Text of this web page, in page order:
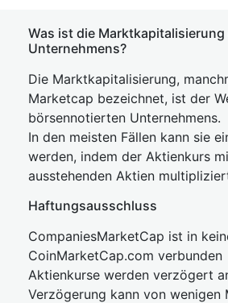
Was ist die Marktkapitalisierung
Unternehmens?
Die Marktkapitalisierung,
Marketcap bezeichnet, ist der
börsennotierten Unternehmens.
In den meisten Fällen kann sie
werden, indem der Aktienkurs
ausstehenden Aktien
Haftungsausschluss
CompaniesMarketCap ist in
CoinMarketCap.com verbunden
Aktienkurse werden verzögert
Verzögerung kann von wenigen